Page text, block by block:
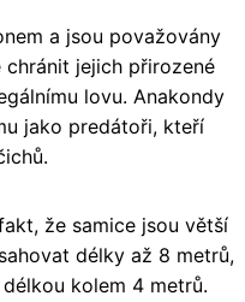
a jsou považovány
jejich přirozené
lovu. Anakondy
jako predátoři, kteří
že samice jsou větší
délky až 8 metrů,
kolem 4 metrů.